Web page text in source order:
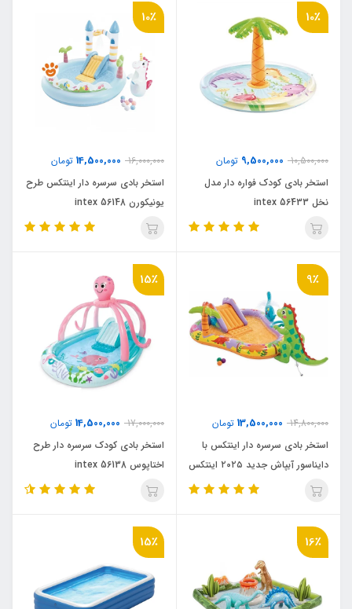
10٪
10,500,000
9,500,000 تومان
استخر بادی کودک فواره دار مدل
نخل intex 56433
10٪
16,000,000
14,500,000 تومان
استخر بادی سرسره دار اینتکس طرح
یونیکورن intex 56148
9٪
14,800,000
13,500,000 تومان
استخر بادی سرسره دار اینتکس با
دایناسور آبپاش جدید ۲۰۲۵ اینتکس
۵۶۱۳۹ intex
15٪
17,000,000
14,500,000 تومان
استخر بادی کودک سرسره دار طرح
اختاپوس 56138 intex
16٪ 15٪